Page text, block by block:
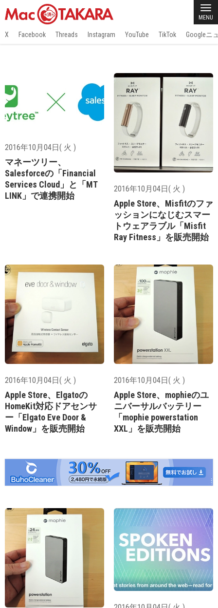
MENU
X Facebook Threads Instagram YouTube TikTok Googleニ
2016年10月04日( 火 )
マネーツリー、
Salesforceの「Financial
Services Cloud」と「MT
LINK」で連携開始
2016年10月04日( 火 )
Apple Store、Misfitのファ
ッションになじむスマー
トウェアラブル「Misfit
Ray Fitness」を販売開始
2016年10月04日( 火 )
Apple Store、Elgatoの
HomeKit対応ドアセンサ
ー「Elgato Eve Door &
Window」を販売開始
2016年10月04日( 火 )
Apple Store、mophieのユ
ニバーサルバッテリー
「mophie powerstation
XXL」を販売開始